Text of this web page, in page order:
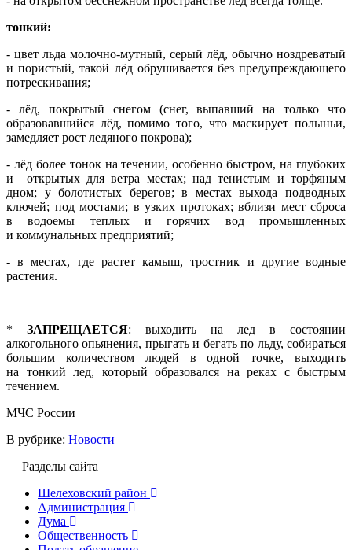
тонкий:
- цвет льда молочно-мутный, серый лёд, обычно ноздреватый
и пористый, такой лёд обрушивается без предупреждающего
потрескивания;
- лёд, покрытый снегом (снег, выпавший на только что
образовавшийся лёд, помимо того, что маскирует полыньи,
замедляет рост ледяного покрова);
- лёд более тонок на течении, особенно быстром, на глубоких
и открытых для ветра местах; над тенистым и торфяным
дном; у болотистых берегов; в местах выхода подводных
ключей; под мостами; в узких протоках; вблизи мест сброса
в водоемы теплых и горячих вод промышленных
и коммунальных предприятий;
- в местах, где растет камыш, тростник и другие водные
растения.
* ЗАПРЕЩАЕТСЯ: выходить на лед в состоянии
алкогольного опьянения, прыгать и бегать по льду, собираться
большим количеством людей в одной точке, выходить
на тонкий лед, который образовался на реках с быстрым
течением.
МЧС России
В рубрике: Новости
Разделы сайта
Шелеховский район
Администрация
Дума
Общественность